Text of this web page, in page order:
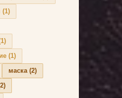
(1)
(1)
маска(2)